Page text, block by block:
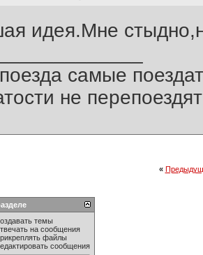
идея.Мне
самые
не
«
темы
на сообщения
файлы
сообщения